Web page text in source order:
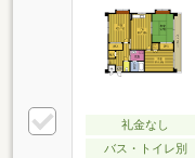
礼金なし
バス・トイレ別